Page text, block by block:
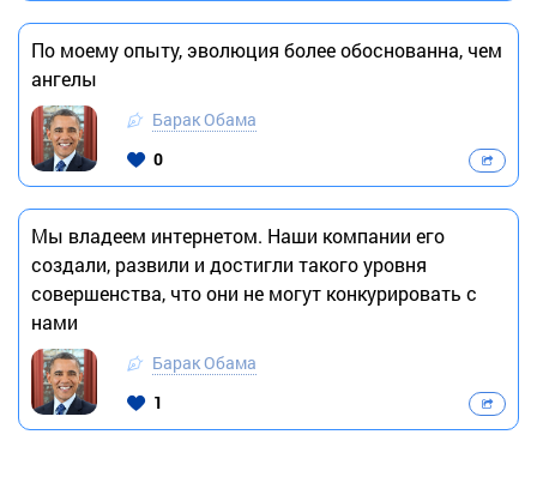
По моему опыту, эволюция более обоснованна, чем
ангелы
Барак Обама
0
Мы владеем интернетом. Наши компании его
создали, развили и достигли такого уровня
совершенства, что они не могут конкурировать с
нами
Барак Обама
1